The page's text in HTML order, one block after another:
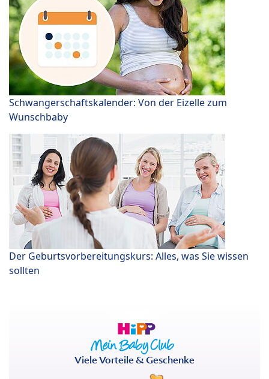
Schwangerschaftskalender: Von der Eizelle zum
Wunschbaby
Der Geburtsvorbereitungskurs: Alles, was Sie wissen
sollten
Viele Vorteile & Geschenke